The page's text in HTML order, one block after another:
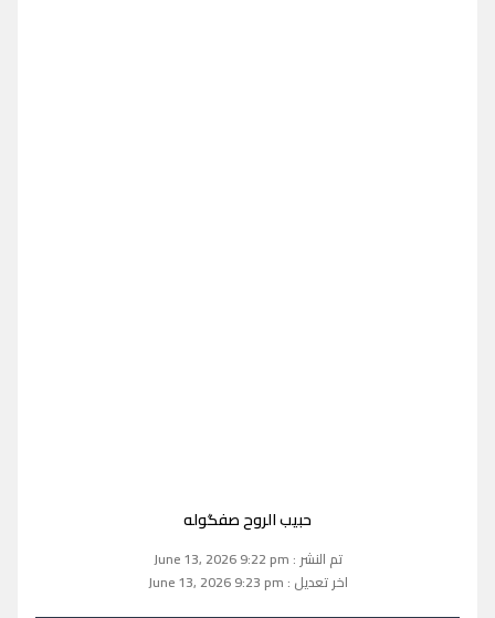
حبيب الروح صفگوله
تم النشر : June 13, 2026 9:22 pm
اخر تعديل : June 13, 2026 9:23 pm